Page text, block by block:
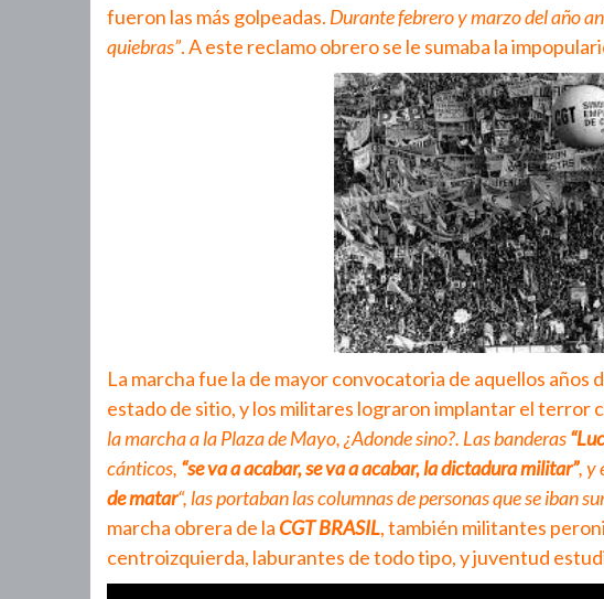
fueron las más golpeadas. Durante febrero y marzo del año
quiebras”. A este reclamo obrero se le sumaba la
La marcha fue la de mayor convocatoria de aquellos años
estado de sitio, y los militares lograron implantar el terror
la marcha a la Plaza de Mayo, ¿Adonde sino?. Las banderas
cánticos, “se va a acabar, se va a acabar, la dictadura militar”, y
de matar“, las portaban las columnas de personas que se iban
marcha obrera de la CGT BRASIL, también militantes
centroizquierda, laburantes de todo tipo, y juventud